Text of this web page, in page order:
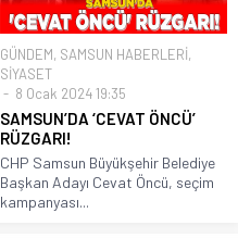
GÜNDEM, SAMSUN HABERLERİ,
SİYASET
8 Ocak 2024 19:35
SAMSUN’DA ‘CEVAT ÖNCÜ’
RÜZGARI!
CHP Samsun Büyükşehir Belediye
Başkan Adayı Cevat Öncü, seçim
kampanyası...